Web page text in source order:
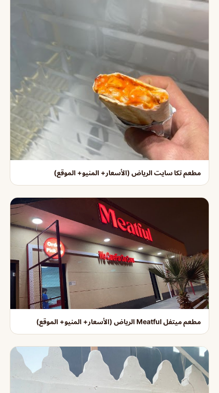
مطعم تكا سايت الرياض (الأسعار+ المنيو+ الموقع)
مطعم ميتفل Meatful الرياض (الأسعار+ المنيو+ الموقع)